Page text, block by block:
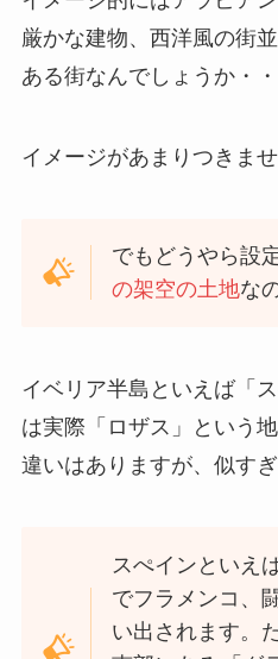
厳かな建物、西洋風の街
ある街なんでしょうか・・
イメージがあまりつきませ
でもどうやら設
の架空の土地な
イベリア半島といえば「
は実際「ロザス」という
違いはありますが、似すぎ
スぺインといえ
でフラメンコ、
い出されます。